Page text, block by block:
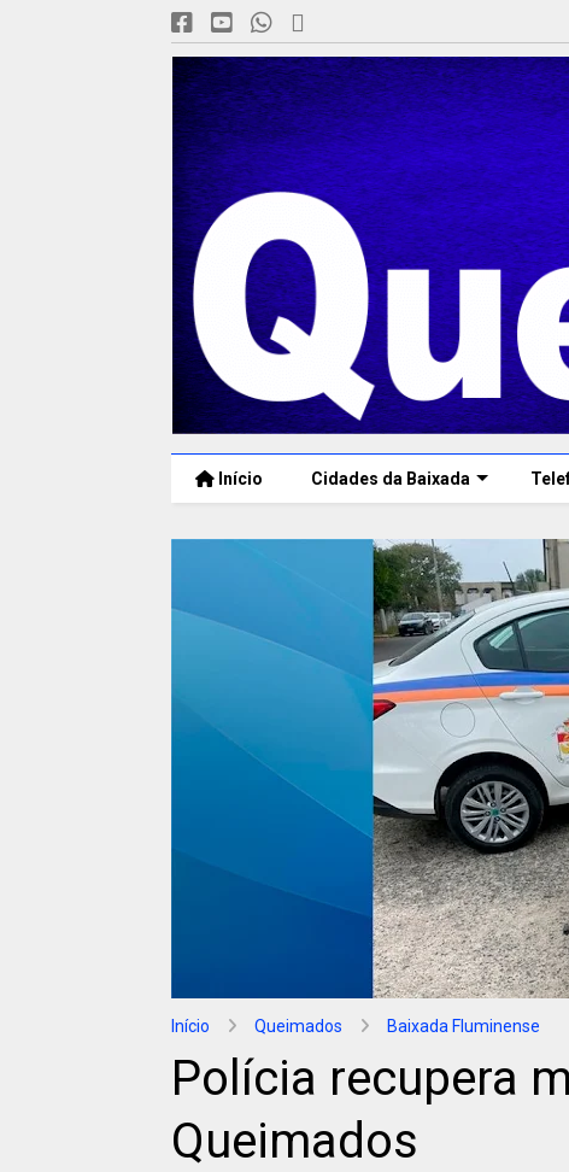
Início Cidades da Baixada
Início Queimados Baixada Fluminense
Polícia recupera
Queimados